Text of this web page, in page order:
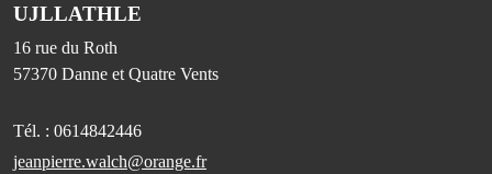
UJLLATHLE
16 rue du Roth
57370 Danne et Quatre Vents
Tél. : 0614842446
jeanpierre.walch@orange.fr